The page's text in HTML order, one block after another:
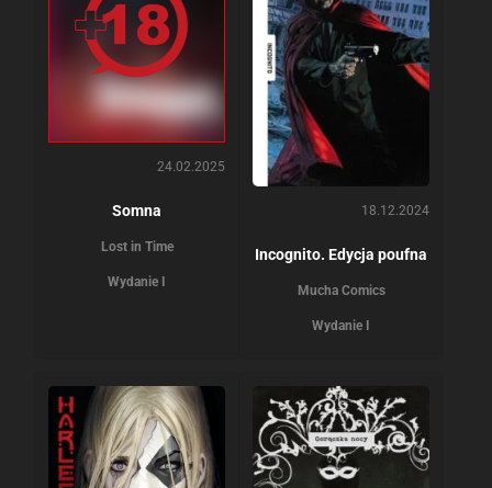
24.02.2025
Somna
Lost in Time
Wydanie I
18.12.2024
Incognito. Edycja poufna
Mucha Comics
Wydanie I